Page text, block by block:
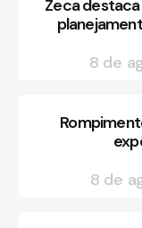
Zeca
8 de
8 de